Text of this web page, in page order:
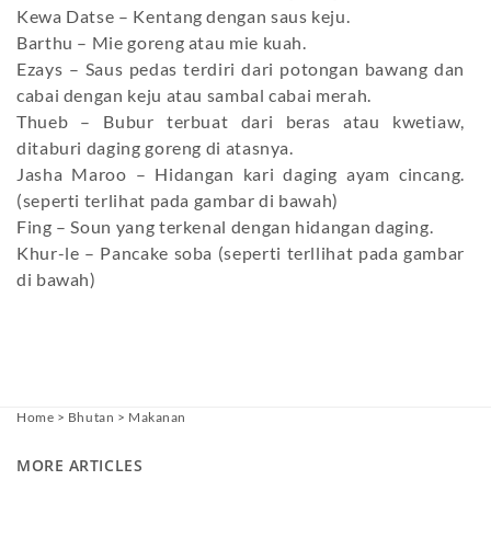
Kewa Datse – Kentang dengan saus keju.
Barthu – Mie goreng atau mie kuah.
Ezays – Saus pedas terdiri dari potongan bawang dan
cabai dengan keju atau sambal cabai merah.
Thueb – Bubur terbuat dari beras atau kwetiaw,
ditaburi daging goreng di atasnya.
Jasha Maroo – Hidangan kari daging ayam cincang.
(seperti terlihat pada gambar di bawah)
Fing – Soun yang terkenal dengan hidangan daging.
Khur-le – Pancake soba (seperti terllihat pada gambar
di bawah)
Home > Bhutan > Makanan
MORE ARTICLES